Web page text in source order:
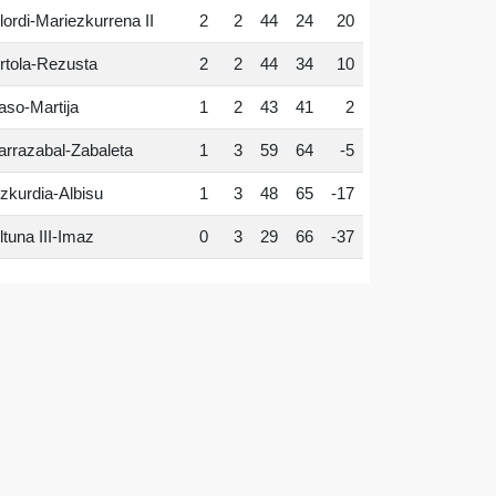
Mariezkurrena II 2 2 44 24 20
Rezusta 2 2 44 34 10
Martija 1 2 43 41 2
Zabaleta 1 3 59 64 -5
Albisu 1 3 48 65 -17
III-Imaz 0 3 29 66 -37